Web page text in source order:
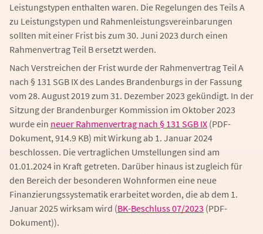
Leistungstypen enthalten waren. Die Regelungen des Teils A
zu Leistungstypen und Rahmenleistungsvereinbarungen
sollten mit einer Frist bis zum 30. Juni 2023 durch einen
Rahmenvertrag Teil B ersetzt werden.
Nach Verstreichen der Frist wurde der Rahmenvertrag Teil A
nach § 131 SGB IX des Landes Brandenburgs in der Fassung
vom 28. August 2019 zum 31. Dezember 2023 gekündigt. In der
Sitzung der Brandenburger Kommission im Oktober 2023
wurde ein neuer Rahmenvertrag nach § 131 SGB IX (PDF-
Dokument, 914.9 KB) mit Wirkung ab 1. Januar 2024
beschlossen. Die vertraglichen Umstellungen sind am
01.01.2024 in Kraft getreten. Darüber hinaus ist zugleich für
den Bereich der besonderen Wohnformen eine neue
Finanzierungssystematik erarbeitet worden, die ab dem 1.
Januar 2025 wirksam wird (BK-Beschluss 07/2023 (PDF-
Dokument)).